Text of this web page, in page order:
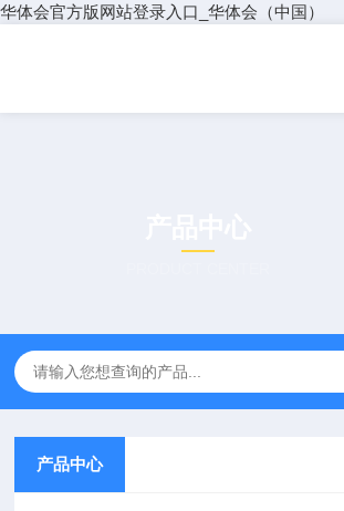
华体会官方版网站登录入口_华体会（中国）
产品中心